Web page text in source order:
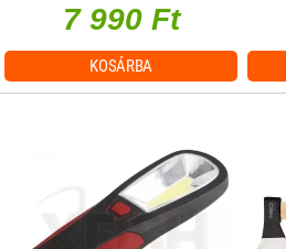
7 990 Ft
KOSÁRBA